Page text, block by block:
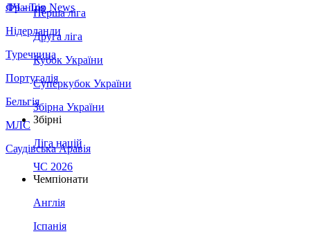
Франція
Нідерланди
Туреччина
Португалія
Бельгія
МЛС
Саудівська Аравія
ЛЧ - Top News
Перша ліга
Друга ліга
Кубок України
Суперкубок України
Збірна України
Збірні
Ліга націй
ЧС 2026
Чемпіонати
Англія
Іспанія